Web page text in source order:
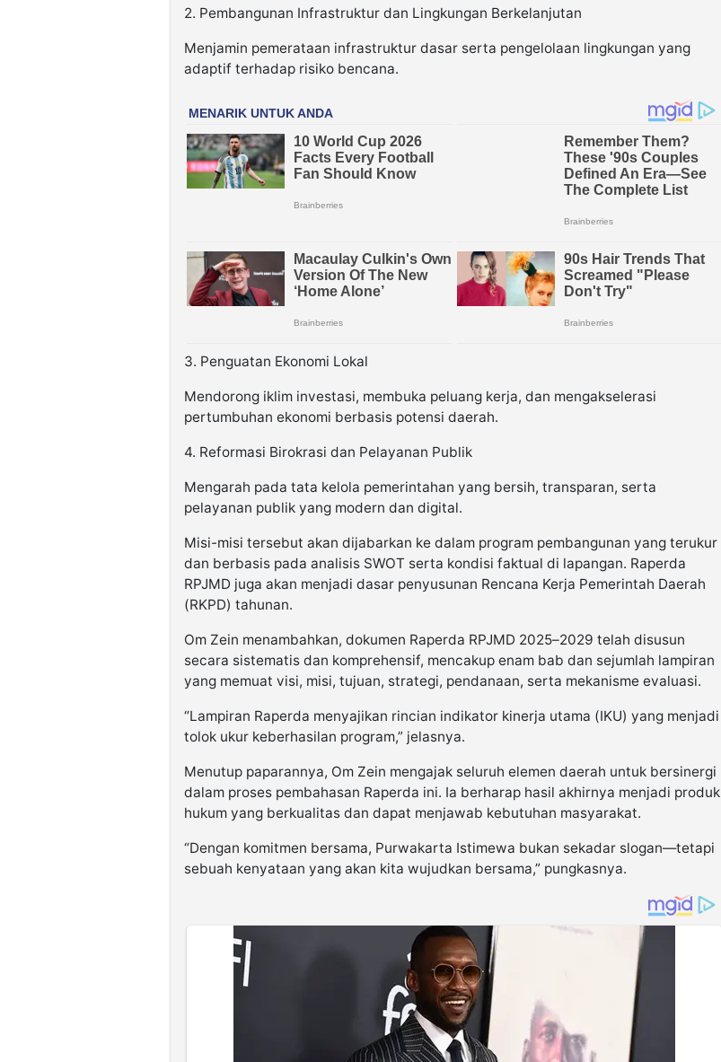
2. Pembangunan Infrastruktur dan Lingkungan Berkelanjutan
Menjamin pemerataan infrastruktur dasar serta pengelolaan lingkungan yang
adaptif terhadap risiko bencana.
3. Penguatan Ekonomi Lokal
Mendorong iklim investasi, membuka peluang kerja, dan mengakselerasi
pertumbuhan ekonomi berbasis potensi daerah.
4. Reformasi Birokrasi dan Pelayanan Publik
Mengarah pada tata kelola pemerintahan yang bersih, transparan, serta
pelayanan publik yang modern dan digital.
Misi-misi tersebut akan dijabarkan ke dalam program pembangunan yang terukur
dan berbasis pada analisis SWOT serta kondisi faktual di lapangan. Raperda
RPJMD juga akan menjadi dasar penyusunan Rencana Kerja Pemerintah Daerah
(RKPD) tahunan.
Om Zein menambahkan, dokumen Raperda RPJMD 2025–2029 telah disusun
secara sistematis dan komprehensif, mencakup enam bab dan sejumlah lampiran
yang memuat visi, misi, tujuan, strategi, pendanaan, serta mekanisme evaluasi.
“Lampiran Raperda menyajikan rincian indikator kinerja utama (IKU) yang menjadi
tolok ukur keberhasilan program,” jelasnya.
Menutup paparannya, Om Zein mengajak seluruh elemen daerah untuk bersinergi
dalam proses pembahasan Raperda ini. Ia berharap hasil akhirnya menjadi produk
hukum yang berkualitas dan dapat menjawab kebutuhan masyarakat.
“Dengan komitmen bersama, Purwakarta Istimewa bukan sekadar slogan—tetapi
sebuah kenyataan yang akan kita wujudkan bersama,” pungkasnya.